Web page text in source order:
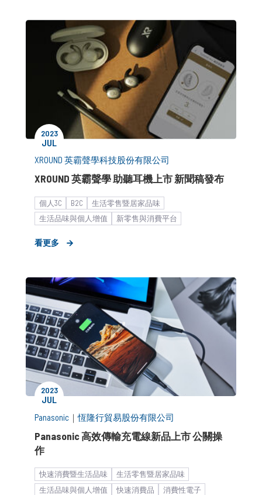
2023
JUL
XROUND 英霸聲學科技股份有限公司
XROUND 英霸聲學 助聽耳機上市 新聞稿發布
個人3C B2C
生活零售暨居家品味
生活品味與個人增值
新零售與消費平台
形象資產建立
看更多
2023
JUL
Panasonic ｜恆隆行貿易股份有限公司
Panasonic 高效傳輸充電線新品上市 公關操
作
快速消費暨生活品味
生活零售暨居家品味
生活品味與個人增值
快速消費品
消費性電子